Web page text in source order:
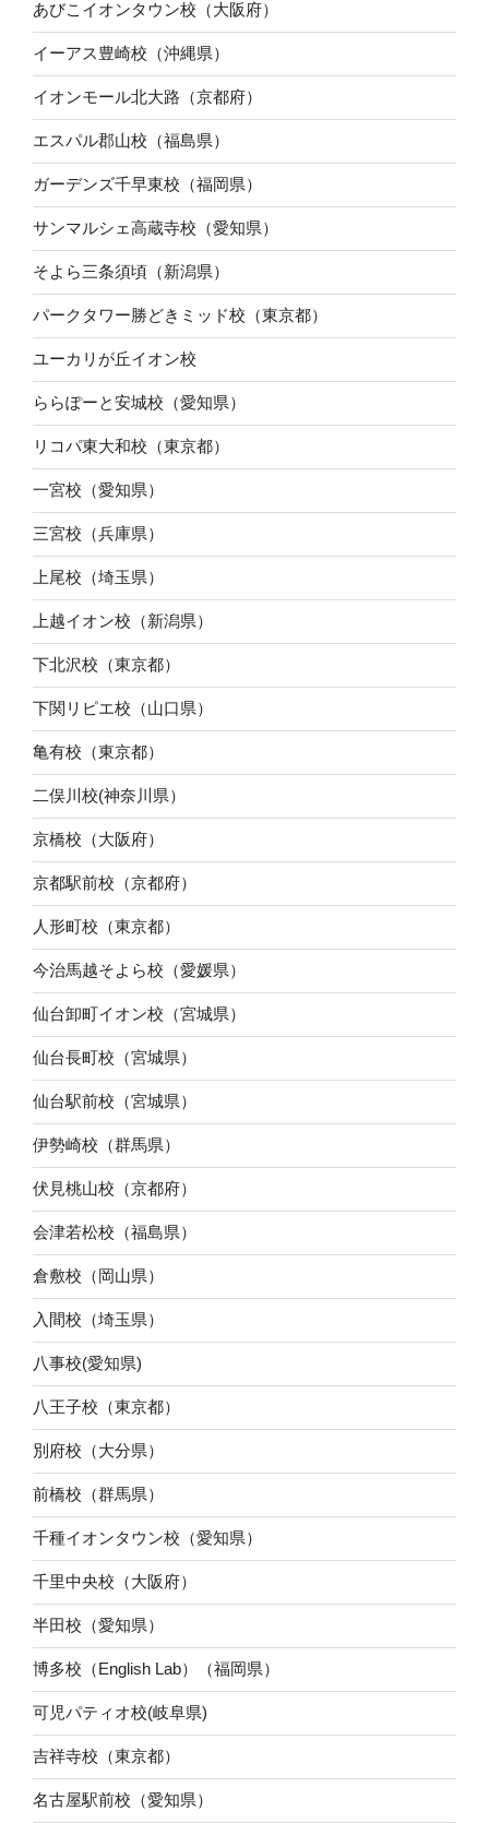
あびこイオンタウン校（大阪府）
イーアス豊崎校（沖縄県）
イオンモール北大路（京都府）
エスパル郡山校（福島県）
ガーデンズ千早東校（福岡県）
サンマルシェ高蔵寺校（愛知県）
そよら三条須頃（新潟県）
パークタワー勝どきミッド校（東京都）
ユーカリが丘イオン校
ららぽーと安城校（愛知県）
リコパ東大和校（東京都）
一宮校（愛知県）
三宮校（兵庫県）
上尾校（埼玉県）
上越イオン校（新潟県）
下北沢校（東京都）
下関リピエ校（山口県）
亀有校（東京都）
二俣川校(神奈川県）
京橋校（大阪府）
京都駅前校（京都府）
人形町校（東京都）
今治馬越そよら校（愛媛県）
仙台卸町イオン校（宮城県）
仙台長町校（宮城県）
仙台駅前校（宮城県）
伊勢崎校（群馬県）
伏見桃山校（京都府）
会津若松校（福島県）
倉敷校（岡山県）
入間校（埼玉県）
八事校(愛知県)
八王子校（東京都）
別府校（大分県）
前橋校（群馬県）
千種イオンタウン校（愛知県）
千里中央校（大阪府）
半田校（愛知県）
博多校（English Lab）（福岡県）
可児パティオ校(岐阜県)
吉祥寺校（東京都）
名古屋駅前校（愛知県）